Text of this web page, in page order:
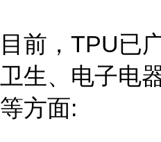
目前，TPU已
卫生、电子电
等方面: